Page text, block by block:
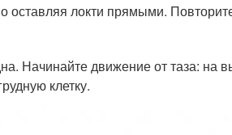
оставляя локти прямыми.
Начинайте движение от таза: на
клетку.